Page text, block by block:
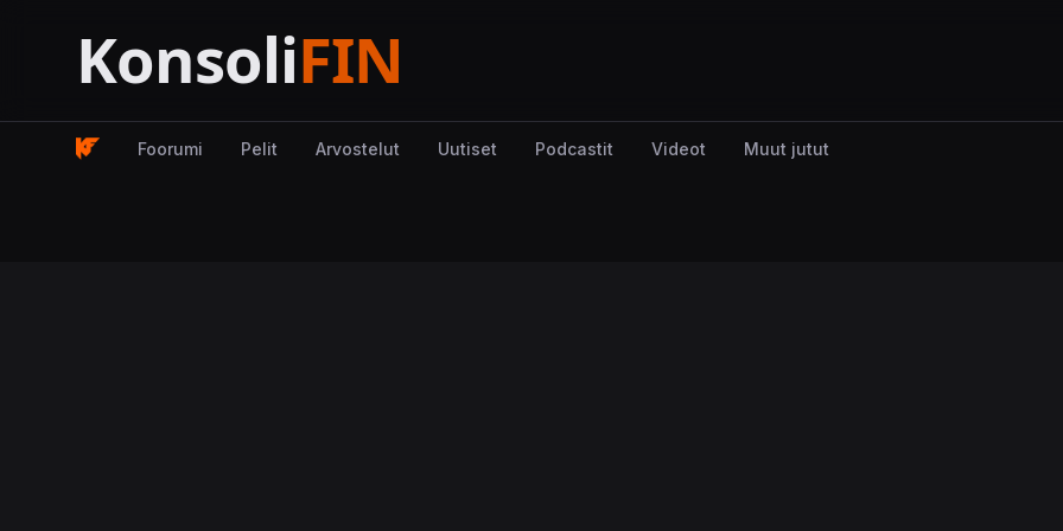
Foorumi Pelit Arvostelut Uutiset Podcastit Videot Muut jutut